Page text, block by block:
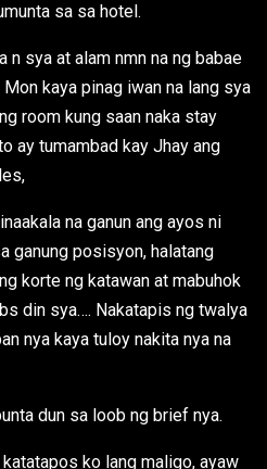
sa sa hotel.
n sya at alam nmn na ng babae
kaya pinag iwan na lang sya
room kung saan naka stay
ay tumambad kay Jhay ang
na ganun ang ayos ni
ganung posisyon, halatang
korte ng katawan at mabuhok
din sya…. Nakatapis ng twalya
nya kaya tuloy nakita nya na
dun sa loob ng brief nya.
katatapos ko lang maligo, ayaw